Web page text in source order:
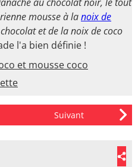
mousse à lanoix de
et de la noix de coco
l'a bien définie !
et mousse coco